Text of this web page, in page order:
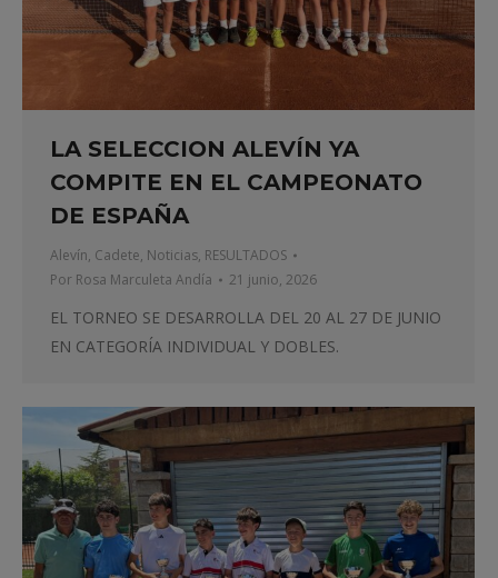
LA SELECCION ALEVÍN YA
COMPITE EN EL CAMPEONATO
DE ESPAÑA
Alevín, Cadete, Noticias, RESULTADOS
Por Rosa Marculeta Andía 21 junio, 2026
EL TORNEO SE DESARROLLA DEL 20 AL 27 DE JUNIO
EN CATEGORÍA INDIVIDUAL Y DOBLES.